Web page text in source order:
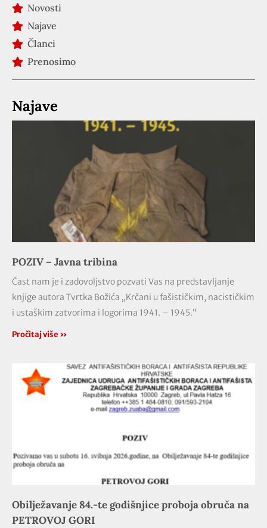
Novosti
Najave
Članci
Prenosimo
Najave
POZIV – Javna tribina
Čast nam je i zadovoljstvo pozvati Vas na predstavljanje
knjige autora Tvrtka Božića „Krčani u fašističkim, nacističkim
i ustaškim zatvorima i logorima 1941. – 1945.“
Pročitaj više »
Obilježavanje 84.-te godišnjice proboja obruča na
PETROVOJ GORI